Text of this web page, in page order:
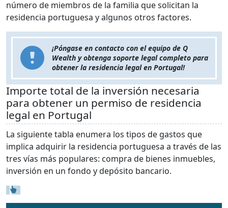
número de miembros de la familia que solicitan la
residencia portuguesa y algunos otros factores.
¡Póngase en contacto con el equipo de Q
Wealth y obtenga soporte legal completo para
obtener la residencia legal en Portugal!
Importe total de la inversión necesaria
para obtener un permiso de residencia
legal en Portugal
La siguiente tabla enumera los tipos de gastos que
implica adquirir la residencia portuguesa a través de las
tres vías más populares: compra de bienes inmuebles,
inversión en un fondo y depósito bancario.